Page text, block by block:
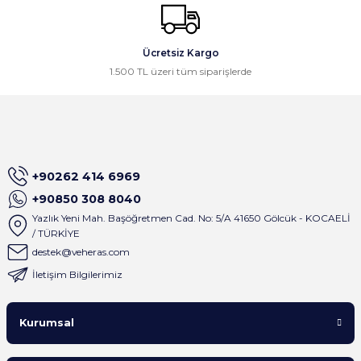
Gönder
kargolama, memnun kaldık,
çok basit dizayn edilmiş ve satıcı
birkaç dakika içinde tüm mesajlara
geri dönüş sağlıyor . Çok keyifli
alışveriş oldu
A... M... | 01/09/2025
sipariş verdiğim gün kargoladılar ve
ürünlerin paketlemesi çok iyiydi.
Yanında gönderilen hediyeler içinde
Ücretsiz Kargo
1.500 TL üzeri tüm siparişlerde
+90262 414 6969
+90850 308 8040
Yazlık Yeni Mah. Başöğretmen Cad. No: 5/A 41650 Gölcük - KOCAELİ
/ TÜRKİYE
destek@veheras.com
İletişim Bilgilerimiz
Kurumsal